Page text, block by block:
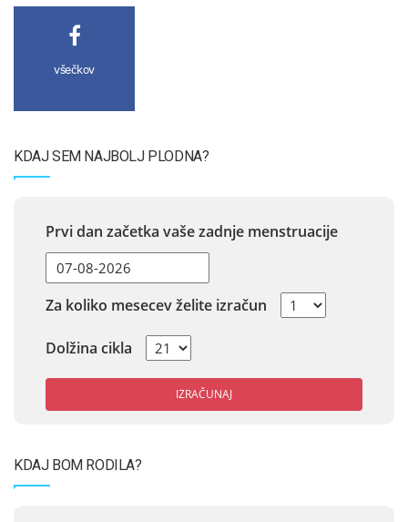
všečkov
KDAJ SEM NAJBOLJ PLODNA?
Prvi dan začetka vaše zadnje menstruacije
Za koliko mesecev želite izračun
Dolžina cikla
IZRAČUNAJ
KDAJ BOM RODILA?